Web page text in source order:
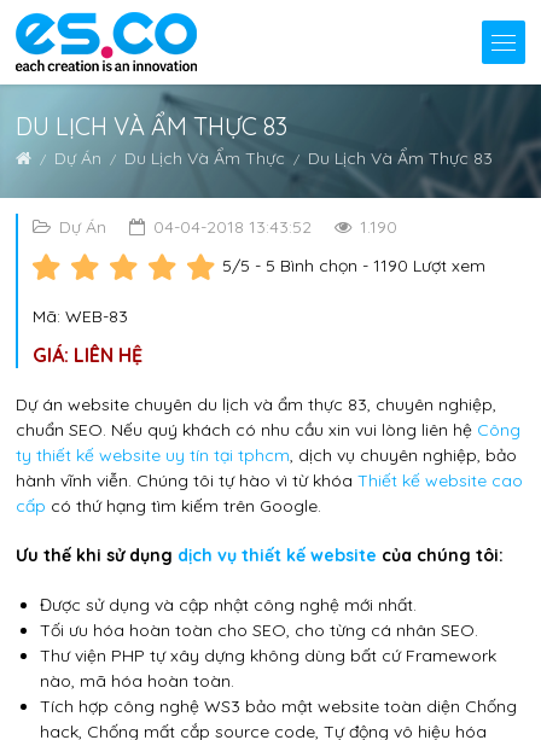
DU LỊCH VÀ ẨM THỰC 83
Dự Án Du Lịch Và Ẩm Thực Du Lịch Và Ẩm Thực 83
Dự Án 04-04-2018 13:43:52
1.190
5/5 - 5 Bình chọn - 1190 Lượt xem
Mã: WEB-83
GIÁ: LIÊN HỆ
Dự án website chuyên du lịch và ẩm thực 83, chuyên nghiệp,
chuẩn SEO. Nếu quý khách có nhu cầu xin vui lòng liên hệ Công
ty thiết kế website uy tín tại tphcm, dịch vụ chuyên nghiệp, bảo
hành vĩnh viễn. Chúng tôi tự hào vì từ khóaThiết kế website cao
cấp có thứ hạng tìm kiếm trên Google.
Ưu thế khi sử dụng dịch vụ thiết kế website của chúng tôi:
Được sử dụng và cập nhật công nghệ mới nhất.
Tối ưu hóa hoàn toàn cho SEO, cho từng cá nhân SEO.
Thư viện PHP tự xây dựng không dùng bất cứ Framework
nào, mã hóa hoàn toàn.
Tích hợp công nghệ WS3 bảo mật website toàn diện Chống
hack, Chống mất cắp source code, Tự động vô hiệu hóa